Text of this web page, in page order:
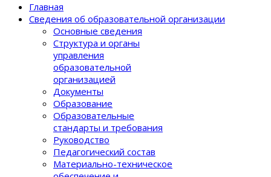
Главная
Сведения об образовательной организации
Основные сведения
Структура и органы
управления
образовательной
организацией
Документы
Образование
Образовательные
стандарты и требования
Руководство
Педагогический состав
Материально-техническое